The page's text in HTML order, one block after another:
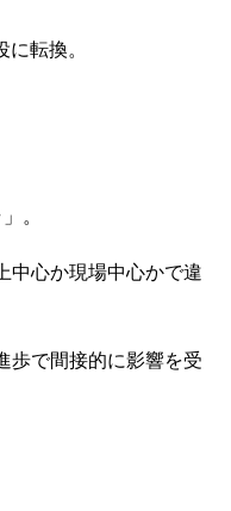
転換。
。
中心か現場中心かで違
歩で間接的に影響を受